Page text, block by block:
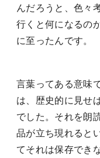
んだろうと、色々
行くと何になるの
に至ったんです。
言葉ってある意味
は、歴史的に見せ
でした。それを朗
品が立ち現れると
てそれは保存でき